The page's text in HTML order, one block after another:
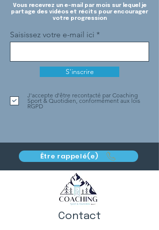
Vous recevrez un e-mail par mois sur lequel je
partage des vidéos et récits pour encourager
votre progression
Saisissez votre e-mail ici
S'inscrire
J'accepte d'être recontacté par Coaching
Sport & Quotidien, conformément aux lois
RGPD
Être rappelé(e)
Contact